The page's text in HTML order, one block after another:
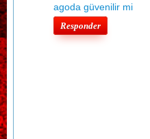
agoda güvenilir mi
Responder